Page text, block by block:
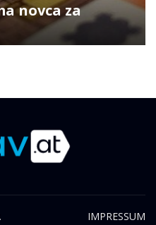
za
IMPRESSUM